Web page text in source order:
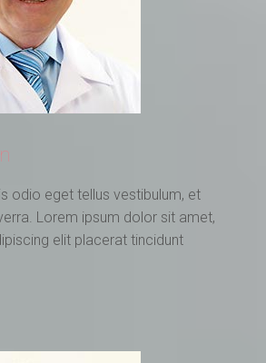
odio eget tellus vestibulum, et
Lorem ipsum dolor sit amet,
elit placerat tincidunt